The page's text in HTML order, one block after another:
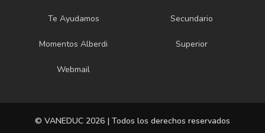
Te Ayudamos Secundario
Momentos Alberdi Superior
Webmail
© VANEDUC 2026 | Todos los derechos reservados